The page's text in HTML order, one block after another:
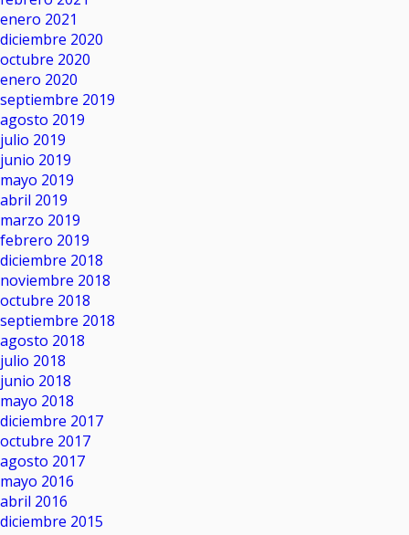
enero 2021
diciembre 2020
octubre 2020
enero 2020
septiembre 2019
agosto 2019
julio 2019
junio 2019
mayo 2019
abril 2019
marzo 2019
febrero 2019
diciembre 2018
noviembre 2018
octubre 2018
septiembre 2018
agosto 2018
julio 2018
junio 2018
mayo 2018
diciembre 2017
octubre 2017
agosto 2017
mayo 2016
abril 2016
diciembre 2015